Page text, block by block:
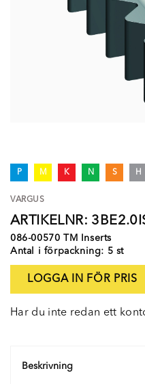
P M K N S H
VARGUS
ARTIKELNR:
086-00570 TM Inserts
Antal i förpackning: 5 st
LOGGA IN FÖR PRIS
Har du inte redan ett
Beskrivning